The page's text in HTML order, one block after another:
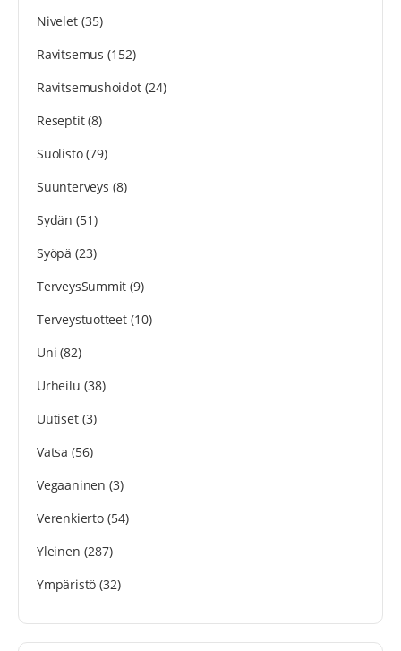
Nivelet(35)
Ravitsemus (152)
Ravitsemushoidot(24)
Reseptit(8)
Suolisto(79)
Suunterveys (8)
Sydän (51)
Syöpä (23)
TerveysSummit (9)
Terveystuotteet(10)
Uni (82)
Urheilu (38)
Uutiset(3)
Vatsa (56)
Vegaaninen (3)
Verenkierto(54)
Yleinen (287)
Ympäristö (32)